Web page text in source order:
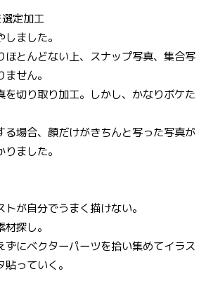
定加工
ました。
ほとんどない上、スナップ写真、集合写
せん。
を切り取り加工。しかし、かなりボケた
る場合、顔だけがきちんと写った写真が
ました。
が自分でうまく描けない。
探し。
ずにベクターパーツを拾い集めてイラス
っていく。